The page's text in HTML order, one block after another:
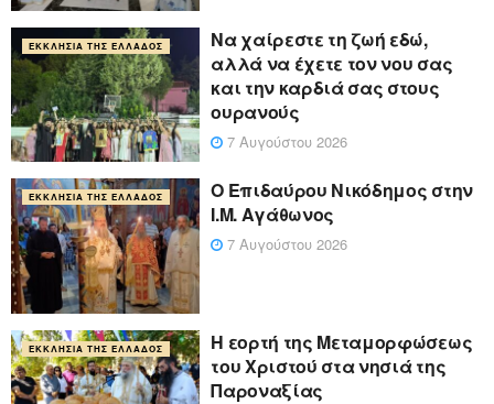
ΕΚΚΛΗΣΊΑ ΤΗΣ ΕΛΛΆΔΟΣ
Να χαίρεστε τη ζωή εδώ,
αλλά να έχετε τον νου σας
και την καρδιά σας στους
ουρανούς
7 Αυγούστου 2026
ΕΚΚΛΗΣΊΑ ΤΗΣ ΕΛΛΆΔΟΣ
Ο Επιδαύρου Νικόδημος στην
Ι.Μ. Αγάθωνος
7 Αυγούστου 2026
ΕΚΚΛΗΣΊΑ ΤΗΣ ΕΛΛΆΔΟΣ
Η εορτή της Μεταμορφώσεως
του Χριστού στα νησιά της
Παροναξίας